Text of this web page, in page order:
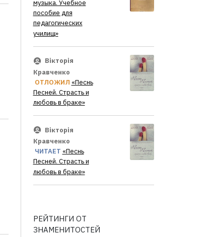
музыка. Учебное
пособие для
педагогических
училищ»
Вікторія
Кравченко
ОТЛОЖИЛ «Песнь
Песней. Страсть и
любовь в браке»
Вікторія
Кравченко
ЧИТАЕТ «Песнь
Песней. Страсть и
любовь в браке»
РЕЙТИНГИ ОТ
ЗНАМЕНИТОСТЕЙ